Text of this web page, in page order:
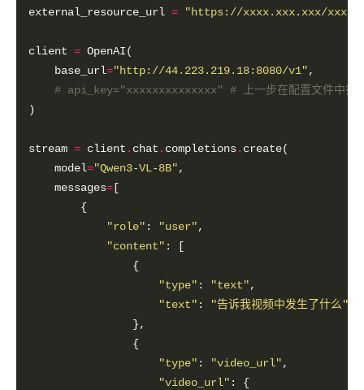
external_resource_url = "https://xxxx.xxx.xxx/
client =
    base_url
="http://44.223.219.18:8080/v1"
# api_key="xxxxxxxxxxxxxx" # 上一步在配置文件中指定
stream = client . chat . completions.
    model
="Qwen3-VL-8B"
    messages
=
"role" : "user"
"content"
"type" : "text"
"text" :
"告诉我视频中发生了什么"
"type" : "video_url"
"video_url"